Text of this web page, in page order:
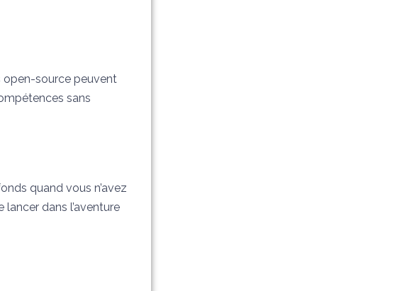
open-source peuvent
sans
quand vous n’avez
dans l’aventure